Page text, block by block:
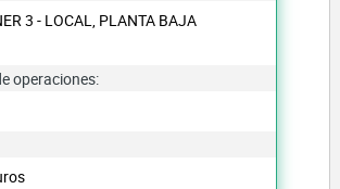
3 - LOCAL, PLANTA BAJA
operaciones: